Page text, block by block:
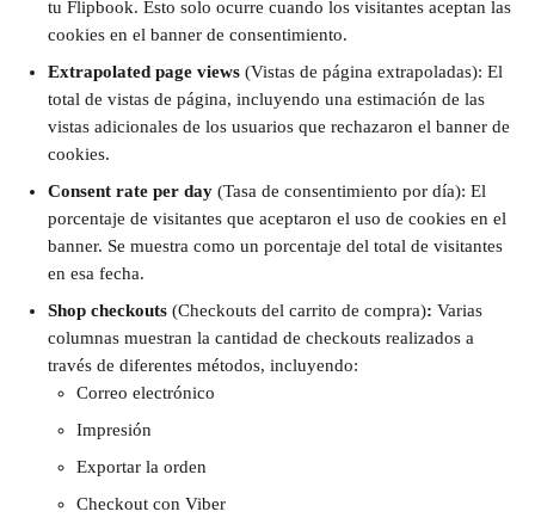
tu Flipbook. Esto solo ocurre cuando los visitantes aceptan las
cookies en el banner de consentimiento.
Extrapolated page views (Vistas de página extrapoladas): El
total de vistas de página, incluyendo una estimación de las
vistas adicionales de los usuarios que rechazaron el banner de
cookies.
Consent rate per day (Tasa de consentimiento por día): El
porcentaje de visitantes que aceptaron el uso de cookies en el
banner. Se muestra como un porcentaje del total de visitantes
en esa fecha.
Shop checkouts (Checkouts del carrito de compra): Varias
columnas muestran la cantidad de checkouts realizados a
través de diferentes métodos, incluyendo:
Correo electrónico
Impresión
Exportar la orden
Checkout con Viber